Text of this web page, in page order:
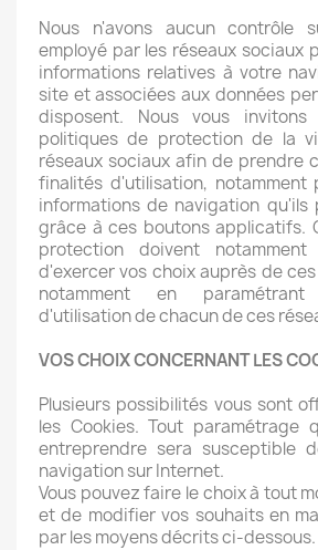
Nous n'avons aucun contrôle
employé par les réseaux sociaux
informations relatives à votre
site et associées aux données
disposent. Nous vous
politiques de protection de la
réseaux sociaux afin de prendre
finalités d'utilisation, notamment
informations de navigation qu'ils
grâce à ces boutons applicatifs.
protection doivent
d'exercer vos choix auprès de
notamment en
d'utilisation de chacun de ces
VOS CHOIX CONCERNANT LES
Plusieurs possibilités vous sont
les Cookies. Tout paramétrage
entreprendre sera susceptible
navigation sur Internet.
Vous pouvez faire le choix à tout
et de modifier vos souhaits en
par les moyens décrits ci-dessous.